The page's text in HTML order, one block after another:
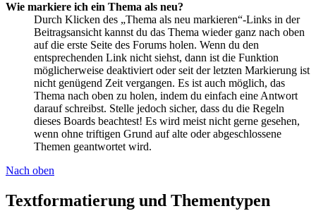
Wie markiere ich ein Thema als neu?
Durch Klicken des „Thema als neu markieren“-Links in der
Beitragsansicht kannst du das Thema wieder ganz nach oben
auf die erste Seite des Forums holen. Wenn du den
entsprechenden Link nicht siehst, dann ist die Funktion
möglicherweise deaktiviert oder seit der letzten Markierung ist
nicht genügend Zeit vergangen. Es ist auch möglich, das
Thema nach oben zu holen, indem du einfach eine Antwort
darauf schreibst. Stelle jedoch sicher, dass du die Regeln
dieses Boards beachtest! Es wird meist nicht gerne gesehen,
wenn ohne triftigen Grund auf alte oder abgeschlossene
Themen geantwortet wird.
Nach oben
Textformatierung und Thementypen